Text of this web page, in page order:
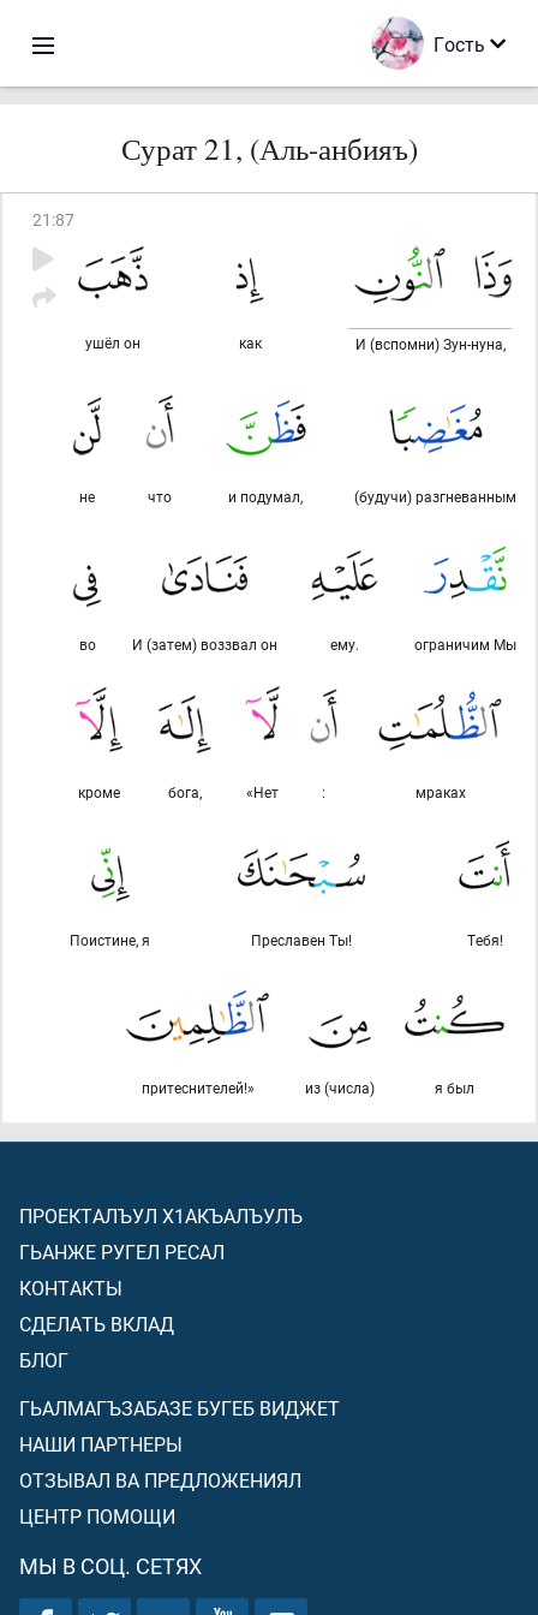
Гость
Сурат 21, (Аль-анбияъ)
21 :87
И (вспомни) Зун-нуна,
как
ушёл он
(будучи) разгневанным
и подумал,
что
не
ограничим Мы
ему.
И (затем) воззвал он
во
мраках
:
«Нет
бога,
кроме
Тебя!
Преславен Ты!
Поистине, я
я был
из (числа)
притеснителей!»
ПРОЕКТАЛЪУЛ Х1АКЪАЛЪУЛЪ
ГЬАНЖЕ РУГЕЛ РЕСАЛ
КОНТАКТЫ
СДЕЛАТЬ ВКЛАД
БЛОГ
ГЬАЛМАГЪЗАБАЗЕ БУГЕБ ВИДЖЕТ
НАШИ ПАРТНЕРЫ
ОТЗЫВАЛ ВА ПРЕДЛОЖЕНИЯЛ
ЦЕНТР ПОМОЩИ
МЫ В СОЦ. СЕТЯХ